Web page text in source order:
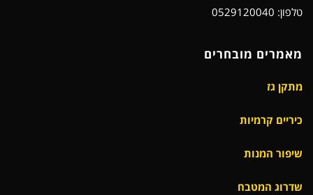
טלפון: 0529120040
מאמרים מובחרים
מתקן גז
כיריים קרמיות
שיפור המנות
שדרוג המטבח